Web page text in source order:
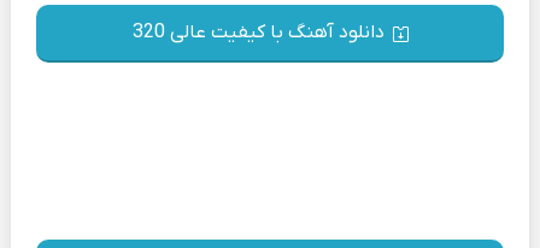
دانلود آهنگ با کیفیت عالی 320